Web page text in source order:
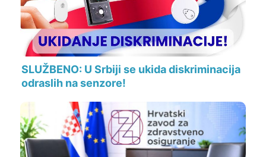
SLUŽBENO: U Srbiji se ukida diskriminacija
odraslih na senzore!